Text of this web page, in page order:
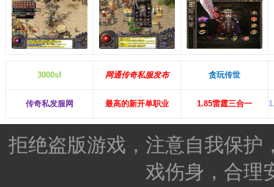
3000sf 网通传奇私服发布 贪玩传世
传奇私发服网 最高的新开单职业 1.85雷霆三合一
拒绝盗版游戏，注意自我保护
戏伤身，合理